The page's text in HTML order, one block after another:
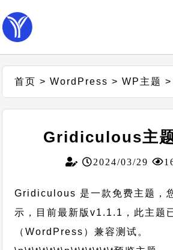
首页 >WordPress >WP主题
Gridiculous主
2024/03/29
Gridiculous 是一款免费主题，
示，目前最新版v1.1.1，此主题
（WordPress）兼容测试。